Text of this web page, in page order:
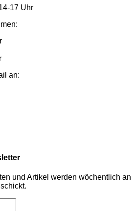
17 Uhr
an:
und Artikel werden wöchentlich an